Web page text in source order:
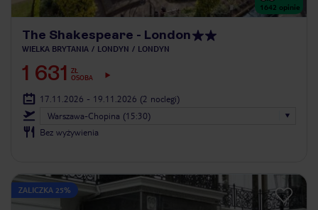
1642 opinie
The Shakespeare - London
WIELKA BRYTANIA LONDYN LONDYN
1 631
ZŁ
OSOBA
17.11.2026 - 19.11.2026 (2 noclegi)
Warszawa-Chopina (15:30)
Bez wyżywienia
ZALICZKA 25%